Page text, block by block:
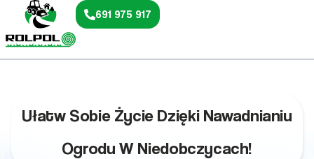
691 975 917
Ułatw Sobie Życie Dzięki Nawadnianiu
Ogrodu W Niedobczycach!